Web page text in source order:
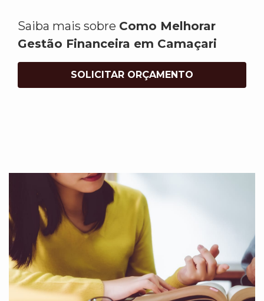
Saiba mais sobre Como Melhorar
Gestão Financeira em Camaçari
SOLICITAR ORÇAMENTO